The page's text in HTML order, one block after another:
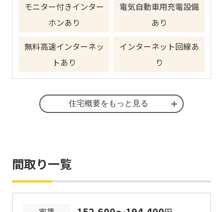
モニター付きインター
ホンあり
電気自動車用充電設備
あり
無料高速インターネッ
トあり
インターネット回線あ
り
その他
構造 鉄筋コンクリート造/4階
月額家賃の2か月分 ※当住宅は保証会
社の利用が必須となり、保証会社及び
住宅概要をもっと見る
間取り一覧